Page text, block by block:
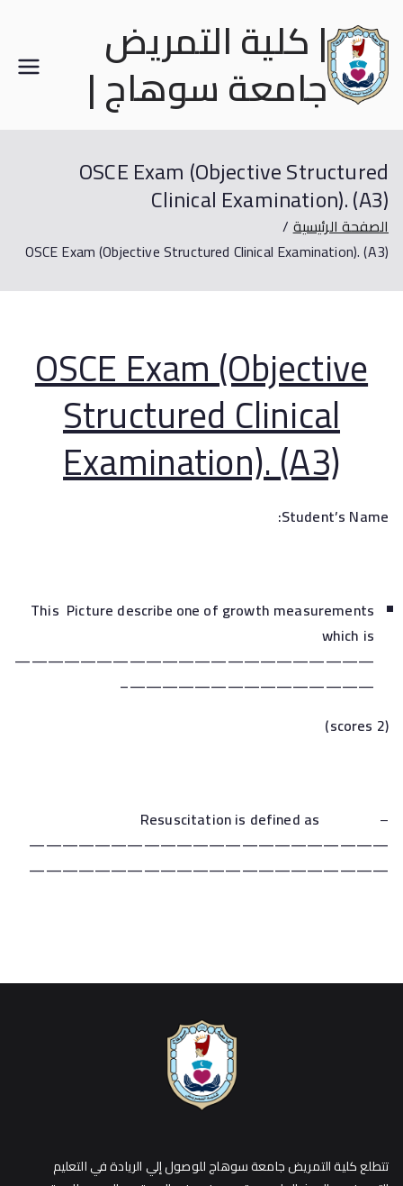
| كلية التمريض
جامعة سوهاج |
OSCE Exam (Objective Structured
Clinical Examination). (A3)
الصفحة الرئيسية
OSCE Exam (Objective Structured Clinical Examination). (A3)
OSCE Exam (Objective
Structured Clinical
Examination). (A3)
Student’s Name:
This Picture describe one of growth measurements
which is
——————————————————————
———————————————–
(2 scores)
–
Resuscitation is defined as
——————————————————————
——————————————————————
تتطلع كلية التمريض جامعة سوهاج للوصول إلي الريادة في التعليم